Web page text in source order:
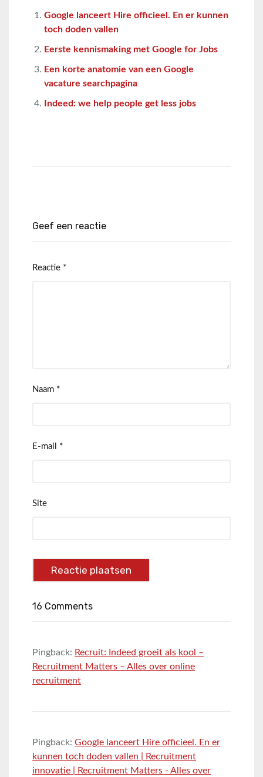
Google lanceert Hire officieel. En er kunnen
toch doden vallen
Eerste kennismaking met Google for Jobs
Een korte anatomie van een Google
vacature searchpagina
Indeed: we help people get less jobs
Geef een reactie
Reactie *
Naam *
E-mail *
Site
16 Comments
Pingback: Recruit: Indeed groeit als kool –
Recruitment Matters – Alles over online
recruitment
Pingback: Google lanceert Hire officieel. En er
kunnen toch doden vallen | Recruitment
innovatie | Recruitment Matters - Alles over